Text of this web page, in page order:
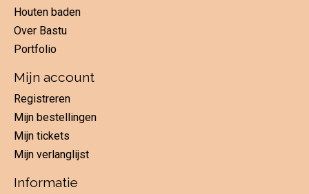
Houten baden
Over Bastu
Portfolio
Mijn account
Registreren
Mijn bestellingen
Mijn tickets
Mijn verlanglijst
Informatie